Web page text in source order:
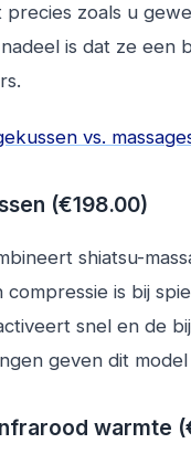
zoals u
is dat ze een
vs.
(€198.00)
shiatsu-
is bij
snel en de
geven dit
warmte